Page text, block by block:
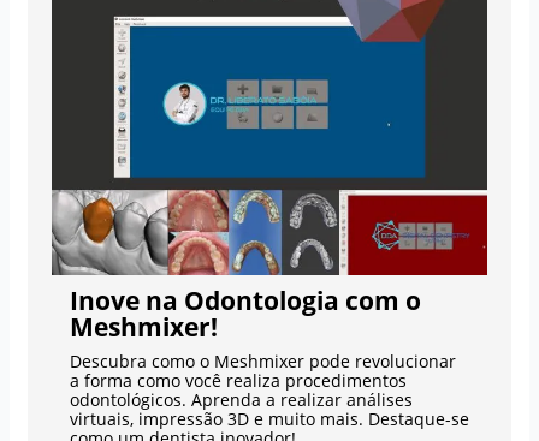
Inove na Odontologia com o
Meshmixer!
Descubra como o Meshmixer pode revolucionar
a forma como você realiza procedimentos
odontológicos. Aprenda a realizar análises
virtuais, impressão 3D e muito mais. Destaque-se